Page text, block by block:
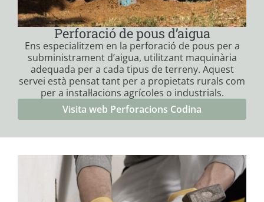
Perforació de pous d’aigua
Ens especialitzem en la perforació de pous per a
subministrament d’aigua, utilitzant maquinària
adequada per a cada tipus de terreny. Aquest
servei està pensat tant per a propietats rurals com
per a instal·lacions agrícoles o industrials.
Visita web Perforacions Codina